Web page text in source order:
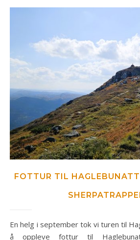
FOTTUR TIL
En helg i september tok vi turen til Haglebu feriesenter for
å oppleve fottur til